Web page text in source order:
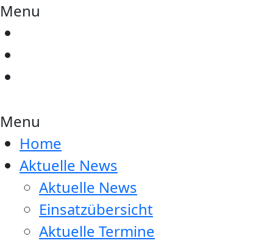
Menu
Menu
Home
Aktuelle News
Aktuelle News
Einsatzübersicht
Aktuelle Termine